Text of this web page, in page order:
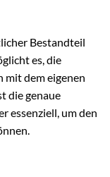
Bestandteil
es, die
dem eigenen
die genaue
essenziell, um den